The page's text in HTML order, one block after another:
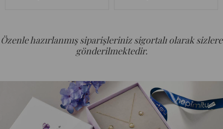
Özenle hazırlanmış siparişleriniz sigortalı olarak sizlere
gönderilmektedir.